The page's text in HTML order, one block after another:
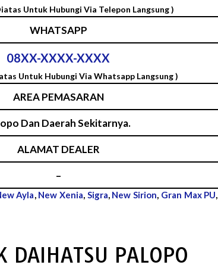
Untuk Hubungi Via Telepon Langsung )
WHATSAPP
08XX-XXXX-XXXX
Untuk Hubungi Via Whatsapp Langsung )
AREA PEMASARAN
Dan Daerah Sekitarnya.
ALAMAT DEALER
–
Ayla, New Xenia, Sigra, New Sirion, Gran Max PU,
DAIHATSU PALOPO